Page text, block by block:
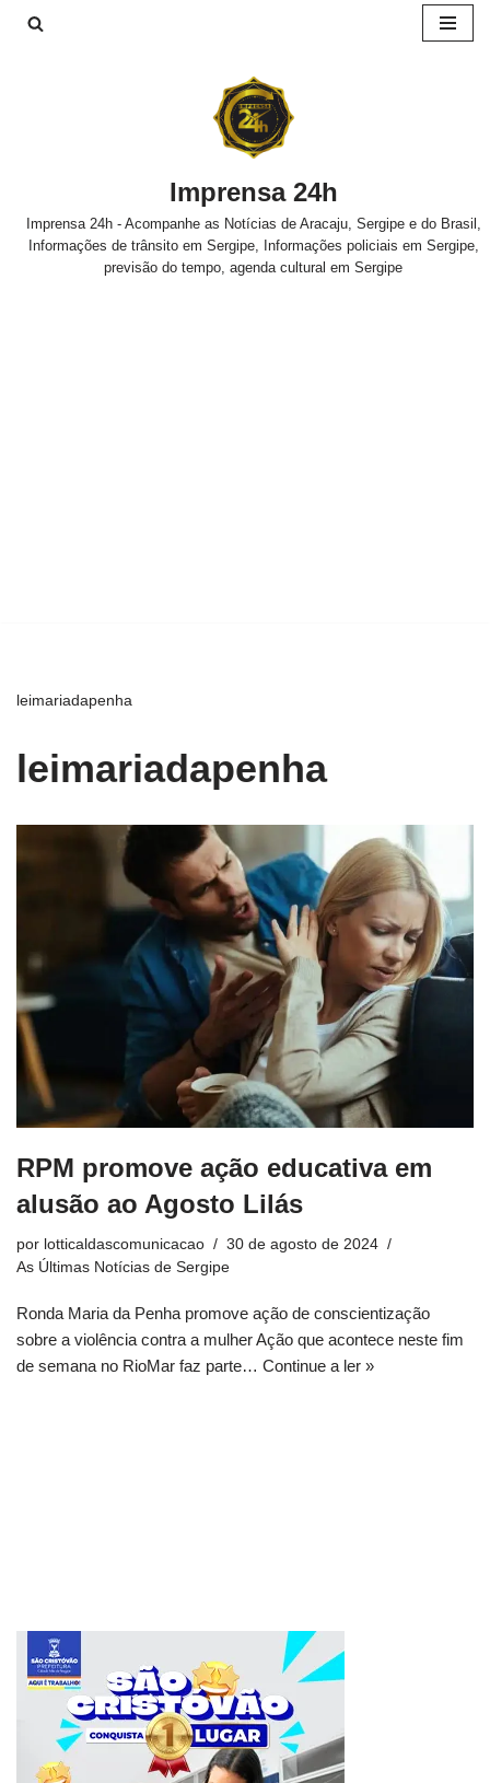
Imprensa 24h
Imprensa 24h - Acompanhe as Notícias de Aracaju, Sergipe e do Brasil,
Informações de trânsito em Sergipe, Informações policiais em Sergipe,
previsão do tempo, agenda cultural em Sergipe
leimariadapenha
leimariadapenha
RPM promove ação educativa em
alusão ao Agosto Lilás
por lotticaldascomunicacao
30 de agosto de 2024
As Últimas Notícias de Sergipe
Ronda Maria da Penha promove ação de conscientização
sobre a violência contra a mulher Ação que acontece neste fim
de semana no RioMar faz parte… Continue a ler »